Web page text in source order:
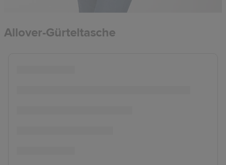
Allover-Gürteltasche